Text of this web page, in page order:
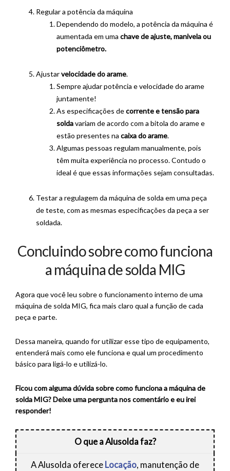
Regular a potência da máquina
Dependendo do modelo, a potência da máquina é
aumentada em uma chave de ajuste, manivela ou
potenciômetro.
Ajustarvelocidade do arame.
Sempre ajudar potência e velocidade do arame
juntamente!
As especificações decorrente e tensão para
soldavariam de acordo com a bitola do arame e
estão presentes na caixa do arame.
Algumas pessoas regulam manualmente, pois
têm muita experiência no processo. Contudo o
ideal é que essas informações sejam consultadas.
Testar a regulagem da máquina de solda em uma peça
de teste, com as mesmas especificações da peça a ser
soldada.
Concluindo sobre como funciona
a máquina de solda MIG
Agora que você leu sobre o funcionamento interno de uma
máquina de solda MIG, fica mais claro qual a função de cada
peça e parte.
Dessa maneira, quando for utilizar esse tipo de equipamento,
entenderá mais como ele funciona e qual um procedimento
básico para ligá-lo e utilizá-lo.
Ficou com alguma dúvida sobre como funciona a máquina de
solda MIG? Deixe uma pergunta nos comentário e eu irei
responder!
O que a Alusolda faz?
A Alusolda ofereceLocação, manutenção de